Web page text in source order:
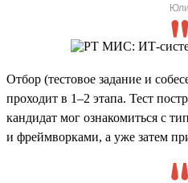
Отбор (тестовое задание и
проходит в 1–2 этапа. Тест
кандидат мог ознакомиться с
и фреймворками, а уже затем